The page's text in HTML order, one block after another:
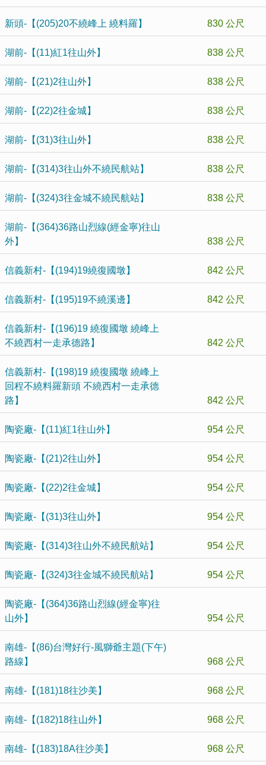
新頭-【(205)20不繞峰上 繞料羅】 830 公尺
湖前-【(11)紅1往山外】 838 公尺
湖前-【(21)2往山外】 838 公尺
湖前-【(22)2往金城】 838 公尺
湖前-【(31)3往山外】 838 公尺
湖前-【(314)3往山外不繞民航站】 838 公尺
湖前-【(324)3往金城不繞民航站】 838 公尺
湖前-【(364)36路山烈線(經金寧)往山
外】
838 公尺
信義新村-【(194)19繞復國墩】 842 公尺
信義新村-【(195)19不繞溪邊】 842 公尺
信義新村-【(196)19 繞復國墩 繞峰上
不繞西村一走承德路】
842 公尺
信義新村-【(198)19 繞復國墩 繞峰上
回程不繞料羅新頭 不繞西村一走承德
路】
842 公尺
陶瓷廠-【(11)紅1往山外】 954 公尺
陶瓷廠-【(21)2往山外】 954 公尺
陶瓷廠-【(22)2往金城】 954 公尺
陶瓷廠-【(31)3往山外】 954 公尺
陶瓷廠-【(314)3往山外不繞民航站】 954 公尺
陶瓷廠-【(324)3往金城不繞民航站】 954 公尺
陶瓷廠-【(364)36路山烈線(經金寧)往
山外】
954 公尺
南雄-【(86)台灣好行-風獅爺主題(下午)
路線】
968 公尺
南雄-【(181)18往沙美】 968 公尺
南雄-【(182)18往山外】 968 公尺
南雄-【(183)18A往沙美】 968 公尺